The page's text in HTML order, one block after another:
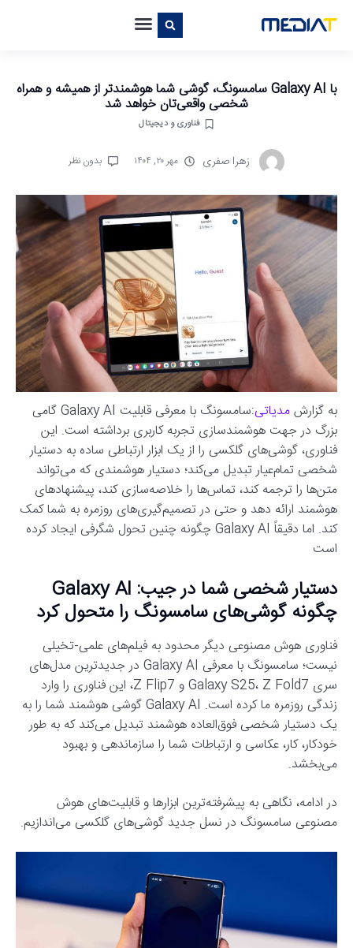
با Galaxy AI سامسونگ، گوشی شما هوشمندتر از همیشه و همراه
شخصی واقعی‌تان خواهد شد
فناوری و دیجیتال
زهرا صفری مهر ۲۰, ۱۴۰۴ بدون نظر
به گزارشمدیاتی
:سامسونگ با معرفی قابلیت Galaxy AI گامی
بزرگ در جهت هوشمندسازی تجربه کاربری برداشته است. این
فناوری، گوشی‌های گلکسی را از یک ابزار ارتباطی ساده به دستیار
شخصی تمام‌عیار تبدیل می‌کند؛ دستیار هوشمندی که می‌تواند
متن‌ها را ترجمه کند، تماس‌ها را خلاصه‌سازی کند، پیشنهادهای
هوشمند ارائه دهد و حتی در تصمیم‌گیری‌های روزمره به شما کمک
کند. اما دقیقاً Galaxy AI چگونه چنین تحول شگرفی ایجاد کرده
است
دستیار شخصی شما در جیب: Galaxy AI
چگونه گوشی‌های سامسونگ را متحول کرد
فناوری هوش مصنوعی دیگر محدود به فیلم‌های علمی-تخیلی
نیست؛ سامسونگ با معرفی Galaxy AI در جدیدترین مدل‌های
سری Galaxy S25، Z Fold7 و Z Flip7، این فناوری را وارد
زندگی روزمره ما کرده است. Galaxy AI گوشی هوشمند شما را به
یک دستیار شخصی فوق‌العاده هوشمند تبدیل می‌کند که به طور
خودکار، کار، عکاسی و ارتباطات شما را سازماندهی و بهبود
می‌بخشد.
در ادامه، نگاهی به پیشرفته‌ترین ابزارها و قابلیت‌های هوش
مصنوعی سامسونگ در نسل جدید گوشی‌های گلکسی می‌اندازیم.